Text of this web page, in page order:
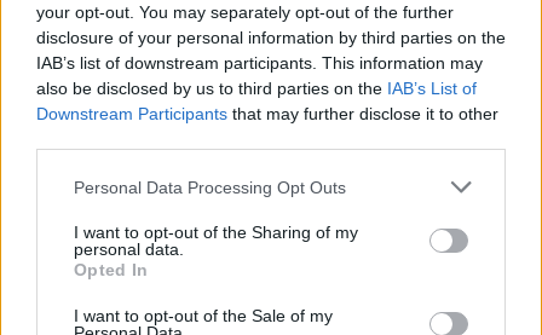
your opt-out. You may separately opt-out of the further
disclosure of your personal information by third parties on the
IAB’s list of downstream participants. This information may
also be disclosed by us to third parties on the IAB’s List of
Downstream Participants that may further disclose it to other
Personal Data Processing Opt Outs
I want to opt-out of the Sharing of my
personal data.
Opted In
I want to opt-out of the Sale of my
Åtta nya stora tankar har gett Poppels chansen att mer
två miljoner liter per år.
plats i bryggeriet, men nu står allt där det ska. Det innebär
att man har utökat sin tankkapacitet med hela 64000 liter.
– Om tre veckor ska det vara öl i tankarna, vi ska bara få till
kyla i tankarna och fixa med styrsystemet, säger vd Mats
Wahlström.
I fjol bryggdes det cirka 870 000 liter på bryggeriet i